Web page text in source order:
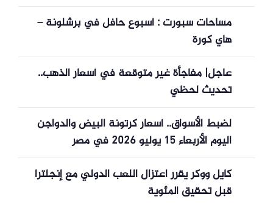
مساحات سبورت : أسبوع حافل في برشلونة –
هاي كورة
عاجل| مفاجأة غير متوقعة في أسعار الذهب..
تحديث لحظي
لضبط الأسواق.. أسعار كرتونة البيض والدواجن
اليوم الأربعاء 15 يوليو 2026 في مصر
كايل ووكر يقرر اعتزال اللعب الدولي مع إنجلترا
قبل تحقيق المئوية